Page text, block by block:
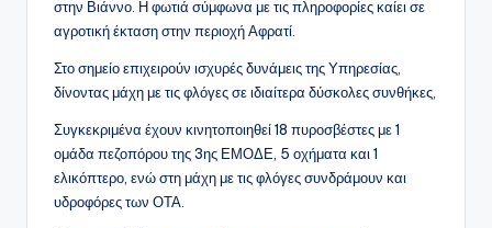
στην Βιάννο. Η φωτιά σύμφωνα με τις πληροφορίες καίει σε
αγροτική έκταση στην περιοχή Αφρατί.
Στο σημείο επιχειρούν ισχυρές δυνάμεις της Υπηρεσίας,
δίνοντας μάχη με τις φλόγες σε ιδιαίτερα δύσκολες συνθήκες,
Συγκεκριμένα έχουν κινητοποιηθεί 18 πυροσβέστες με 1
ομάδα πεζοπόρου της 3ης ΕΜΟΔΕ, 5 οχήματα και 1
ελικόπτερο, ενώ στη μάχη με τις φλόγες συνδράμουν και
υδροφόρες των ΟΤΑ.